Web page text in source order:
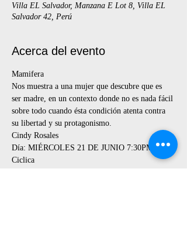
Villa EL Salvador, Manzana E Lot 8, Villa EL
Salvador 42, Perú
Acerca del evento
Mamifera
Nos muestra a una mujer que descubre que es
ser madre, en un contexto donde no es nada fácil
sobre todo cuando ésta condición atenta contra
su libertad y su protagonismo.
Cindy Rosales
Día: MIÉRCOLES 21 DE JUNIO 7:30PM
Ciclica